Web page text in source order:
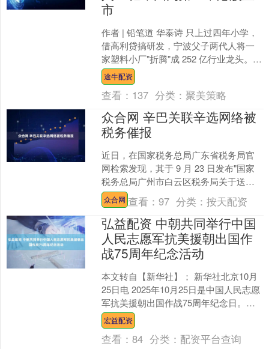
市
作者 | 铅笔道 华泰诗 只上过四年小学，
借高利贷搞研发，宁波父子两代人将一
家塑料小厂"折腾"成 252 亿行业龙头。
近日，来自浙江宁波宁海县的老牌汽车
零部件....
途牛配资
查看： 137 分类： 聚美策略
众合网 辛巴关联辛选网络被
税务催报
近日，在国家税务总局广东省税务局官
网检索发现，其于 9 月 23 日发布"国家
税务总局广州市白云区税务局关于送达
责令限改通知书（催报）的公告（2025
年第 1....
众合网 查看：97 分类：按天配资
弘益配资 中朝共同举行中国
人民志愿军抗美援朝出国作
战75周年纪念活动
本文转自【新华社】； 新华社北京10月
25日电 2025年10月25日是中国人民志愿
军抗美援朝出国作战75周年纪念日。近
日，中朝双方共同举行系列纪念活动，
深切缅....
宏益配资
查看：84 分类： 配资平台查询